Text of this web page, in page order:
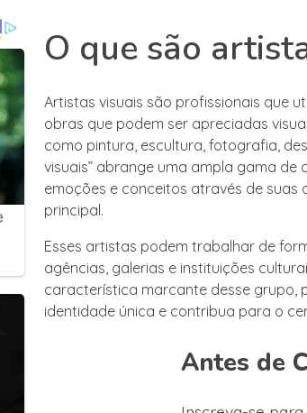
O que são
Artistas visuais são profissionais que
obras que podem ser apreciadas
como pintura, escultura, fotografia,
visuais” abrange uma ampla gama
emoções e conceitos através de
principal.
Esses artistas podem trabalhar de
agências, galerias e instituições
característica marcante desse grupo,
identidade única e contribua para o
Antes de